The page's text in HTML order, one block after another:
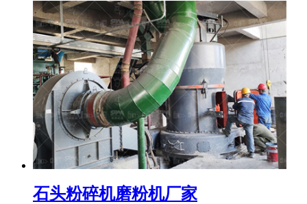
石头粉碎机磨粉机厂家